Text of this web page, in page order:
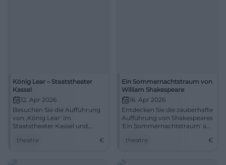
König Lear – Staatstheater
Kassel
12. Apr 2026
Besuchen Sie die Aufführung
von ‚König Lear‘ im
Staatstheater Kassel und
Tragödie ein.
theatre €
Ein Sommernachtstraum von
William Shakespeare
16. Apr 2026
Entdecken Sie die zauberhafte
Aufführung von Shakespeares
'Ein Sommernachtstraum' am
Neubrandenburg.
theatre €